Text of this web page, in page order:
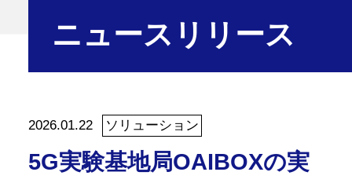
ニュースリリース
2026.01.22 ソリューション
5G実験基地局OAIBOXの実